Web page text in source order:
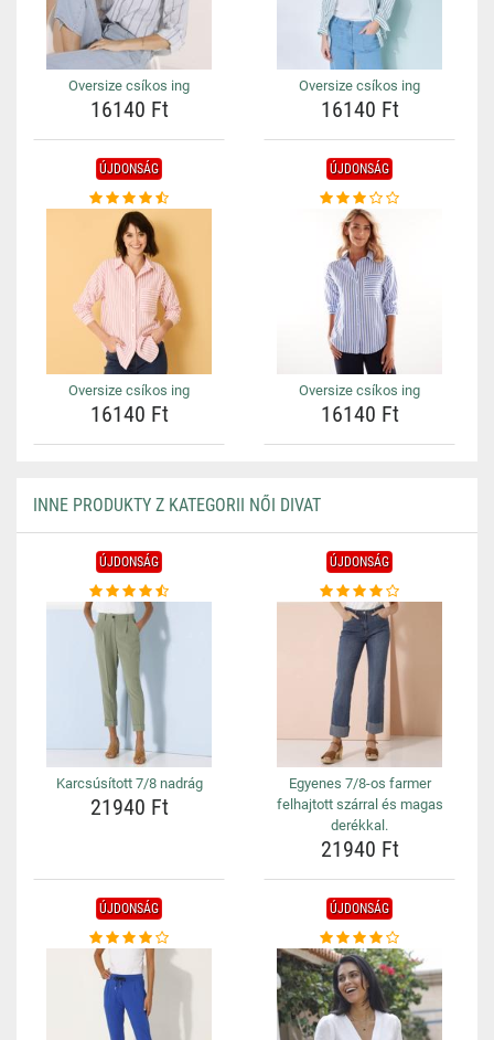
Oversize csíkos ing
16140 Ft
Oversize csíkos ing
16140 Ft
ÚJDONSÁG
Oversize csíkos ing
16140 Ft
ÚJDONSÁG
Oversize csíkos ing
16140 Ft
INNE PRODUKTY Z KATEGORII NŐI DIVAT
ÚJDONSÁG
Karcsúsított 7/8 nadrág
21940 Ft
ÚJDONSÁG
Egyenes 7/8-os farmer
felhajtott szárral és magas
derékkal.
21940 Ft
ÚJDONSÁG ÚJDONSÁG